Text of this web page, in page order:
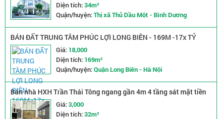
Diện tích:34m²
Quận/huyện:Thị xã Thủ Dầu Một - Bình Dương
BÁN ĐẤT TRUNG TÂM PHÚC LỢI LONG BIÊN - 169M -17x TỶ
(thương lượng)Giá: 18,000
Diện tích: 169m²
Quận/huyện:Quận Long Biên - Hà Nội
Bán nhà HXH Trần Thái Tông ngang gần 4m 4 tầng sát mặt tiền
đường Trường Chinh nhỉnh 3 tỷ
Giá:3,000
Diện tích:32m²